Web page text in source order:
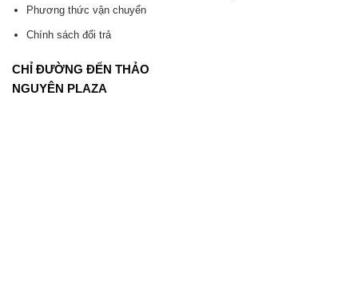
Phương thức vận chuyển
Chính sách đổi trả
CHỈ ĐƯỜNG ĐẾN THẢO
NGUYÊN PLAZA